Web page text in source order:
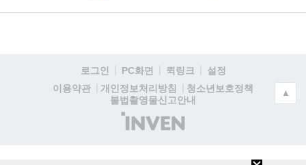
로그인 PC화면 퀵링크
설정
이용약관
개인정보처리방침
청소년보호정책
불법촬영물신고안내
(주)
인
▲